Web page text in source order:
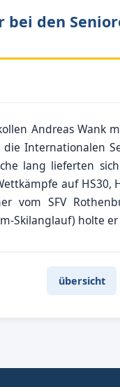
bei den
Andreas Wank
Internationalen
lang lieferten
auf HS30,
vom SFV
Skilanglauf) holte
übersicht